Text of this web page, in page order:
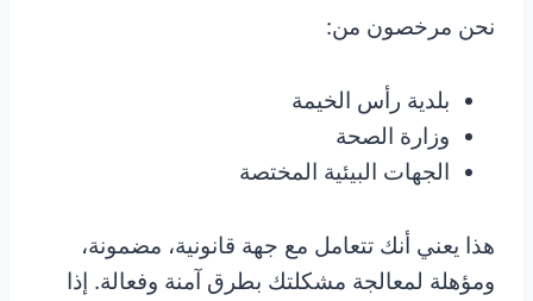
نحن مرخصون من:
بلدية رأس الخيمة
وزارة الصحة
الجهات البيئية المختصة
هذا يعني أنك تتعامل مع جهة قانونية، مضمونة،
ومؤهلة لمعالجة مشكلتك بطرق آمنة وفعالة. إذا